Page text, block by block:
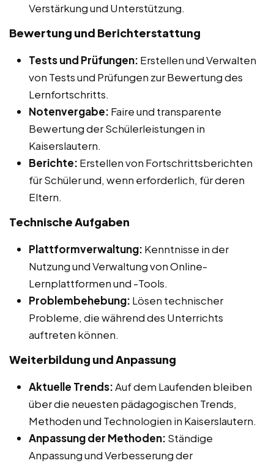
Verstärkung und Unterstützung.
Bewertung und Berichterstattung
Tests und Prüfungen: Erstellen und Verwalten
von Tests und Prüfungen zur Bewertung des
Lernfortschritts.
Notenvergabe: Faire und transparente
Bewertung der Schülerleistungen in
Kaiserslautern.
Berichte: Erstellen von Fortschrittsberichten
für Schüler und, wenn erforderlich, für deren
Eltern.
Technische Aufgaben
Plattformverwaltung: Kenntnisse in der
Nutzung und Verwaltung von Online-
Lernplattformen und -Tools.
Problembehebung: Lösen technischer
Probleme, die während des Unterrichts
auftreten können.
Weiterbildung und Anpassung
Aktuelle Trends:Auf dem Laufenden bleiben
über die neuesten pädagogischen Trends,
Methoden und Technologien in Kaiserslautern.
Anpassung der Methoden: Ständige
Anpassung und Verbesserung der